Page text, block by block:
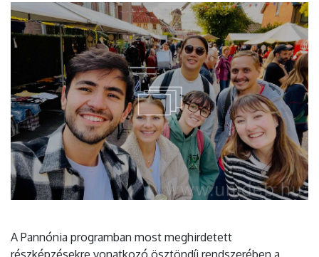
A Pannónia programban most meghirdetett
részképzésekre vonatkozó ösztöndíj rendszerében a